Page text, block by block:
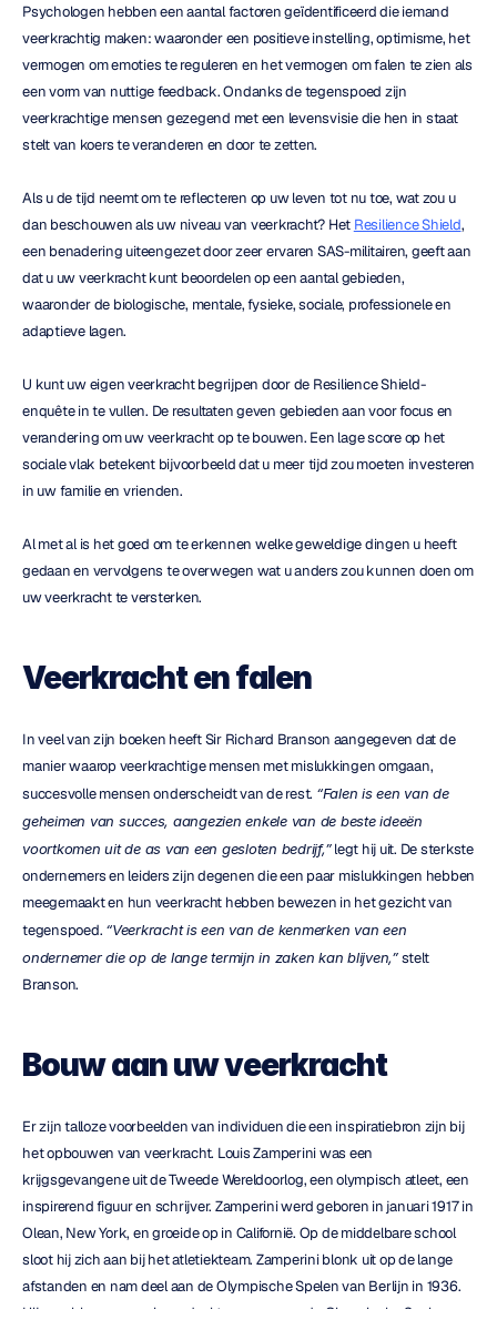
Psychologen hebben een aantal factoren geïdentificeerd die iemand
veerkrachtig maken: waaronder een positieve instelling, optimisme, het
vermogen om emoties te reguleren en het vermogen om falen te zien als
een vorm van nuttige feedback. Ondanks de tegenspoed zijn
veerkrachtige mensen gezegend met een levensvisie die hen in staat
stelt van koers te veranderen en door te zetten.
Als u de tijd neemt om te reflecteren op uw leven tot nu toe, wat zou u
dan beschouwen als uw niveau van veerkracht? Het Resilience Shield,
een benadering uiteengezet door zeer ervaren SAS-militairen, geeft aan
dat u uw veerkracht kunt beoordelen op een aantal gebieden,
waaronder de biologische, mentale, fysieke, sociale, professionele en
adaptieve lagen.
U kunt uw eigen veerkracht begrijpen door de Resilience Shield-
enquête in te vullen. De resultaten geven gebieden aan voor focus en
verandering om uw veerkracht op te bouwen. Een lage score op het
sociale vlak betekent bijvoorbeeld dat u meer tijd zou moeten investeren
in uw familie en vrienden.
Al met al is het goed om te erkennen welke geweldige dingen u heeft
gedaan en vervolgens te overwegen wat u anders zou kunnen doen om
uw veerkracht te versterken.
Veerkracht en falen
In veel van zijn boeken heeft Sir Richard Branson aangegeven dat de
manier waarop veerkrachtige mensen met mislukkingen omgaan,
succesvolle mensen onderscheidt van de rest. “Falen is een van de
geheimen van succes, aangezien enkele van de beste ideeën
voortkomen uit de as van een gesloten bedrijf,” legt hij uit. De sterkste
ondernemers en leiders zijn degenen die een paar mislukkingen hebben
meegemaakt en hun veerkracht hebben bewezen in het gezicht van
tegenspoed. “Veerkracht is een van de kenmerken van een
ondernemer die op de lange termijn in zaken kan blijven,” stelt
Branson.
Bouw aan uw veerkracht
Er zijn talloze voorbeelden van individuen die een inspiratiebron zijn bij
het opbouwen van veerkracht. Louis Zamperini was een
krijgsgevangene uit de Tweede Wereldoorlog, een olympisch atleet, een
inspirerend figuur en schrijver. Zamperini werd geboren in januari 1917 in
Olean, New York, en groeide op in Californië. Op de middelbare school
sloot hij zich aan bij het atletiekteam. Zamperini blonk uit op de lange
afstanden en nam deel aan de Olympische Spelen van Berlijn in 1936.
Hij was klaar om opnieuw deel te nemen aan de Olympische Spelen van